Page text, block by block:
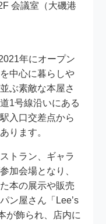
会議室（大磯港
年にオープン
中心に暮らしや
ぶ素敵な本屋さ
1号線沿いにある
入口交差点から
ります。
トラン、ギャラ
加会場となり、
本の展示や販売
ン屋さん「Lee’s
が飾られ、店内に